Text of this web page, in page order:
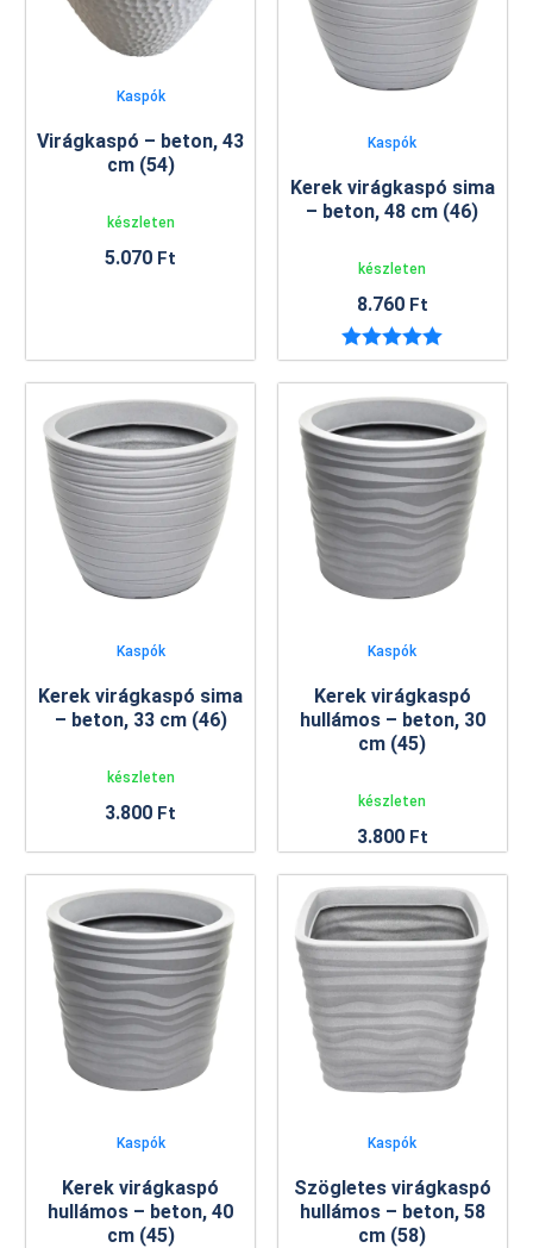
Kaspók
Virágkaspó – beton, 43
cm (54)
készleten
5.070 Ft
Kaspók
Kerek virágkaspó sima
– beton, 48 cm (46)
készleten
8.760 Ft
Értékelés:
5.00/ 5
Kaspók
Kerek virágkaspó sima
– beton, 33 cm (46)
készleten
3.800 Ft
Kaspók
Kerek virágkaspó
hullámos – beton, 30
cm (45)
készleten
3.800 Ft
Kaspók
Kerek virágkaspó
hullámos – beton, 40
cm (45)
Kaspók
Szögletes virágkaspó
hullámos – beton, 58
cm (58)